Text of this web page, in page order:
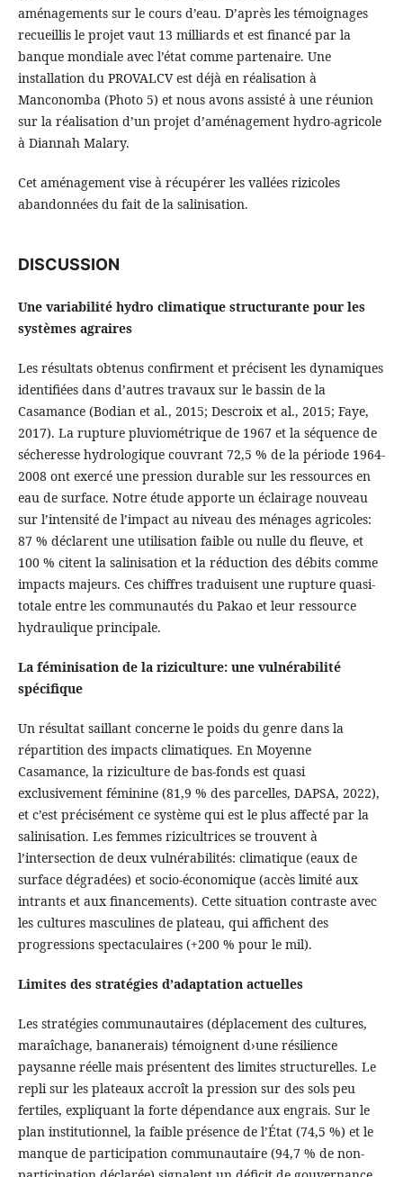
aménagements sur le cours d’eau. D’après les témoignages
recueillis le projet vaut 13 milliards et est financé par la
banque mondiale avec l’état comme partenaire. Une
installation du PROVALCV est déjà en réalisation à
Manconomba (Photo 5) et nous avons assisté à une réunion
sur la réalisation d’un projet d’aménagement hydro-agricole
à Diannah Malary.
Cet aménagement vise à récupérer les vallées rizicoles
abandonnées du fait de la salinisation.
DISCUSSION
Une variabilité hydro climatique structurante pour les
systèmes agraires
Les résultats obtenus confirment et précisent les dynamiques
identifiées dans d’autres travaux sur le bassin de la
Casamance (Bodian et al., 2015; Descroix et al., 2015; Faye,
2017). La rupture pluviométrique de 1967 et la séquence de
sécheresse hydrologique couvrant 72,5 % de la période 1964-
2008 ont exercé une pression durable sur les ressources en
eau de surface. Notre étude apporte un éclairage nouveau
sur l’intensité de l’impact au niveau des ménages agricoles:
87 % déclarent une utilisation faible ou nulle du fleuve, et
100 % citent la salinisation et la réduction des débits comme
impacts majeurs. Ces chiffres traduisent une rupture quasi-
totale entre les communautés du Pakao et leur ressource
hydraulique principale.
La féminisation de la riziculture: une vulnérabilité
spécifique
Un résultat saillant concerne le poids du genre dans la
répartition des impacts climatiques. En Moyenne
Casamance, la riziculture de bas-fonds est quasi
exclusivement féminine (81,9 % des parcelles, DAPSA, 2022),
et c’est précisément ce système qui est le plus affecté par la
salinisation. Les femmes rizicultrices se trouvent à
l’intersection de deux vulnérabilités: climatique (eaux de
surface dégradées) et socio-économique (accès limité aux
intrants et aux financements). Cette situation contraste avec
les cultures masculines de plateau, qui affichent des
progressions spectaculaires (+200 % pour le mil).
Limites des stratégies d’adaptation actuelles
Les stratégies communautaires (déplacement des cultures,
maraîchage, bananerais) témoignent d›une résilience
paysanne réelle mais présentent des limites structurelles. Le
repli sur les plateaux accroît la pression sur des sols peu
fertiles, expliquant la forte dépendance aux engrais. Sur le
plan institutionnel, la faible présence de l’État (74,5 %) et le
manque de participation communautaire (94,7 % de non-